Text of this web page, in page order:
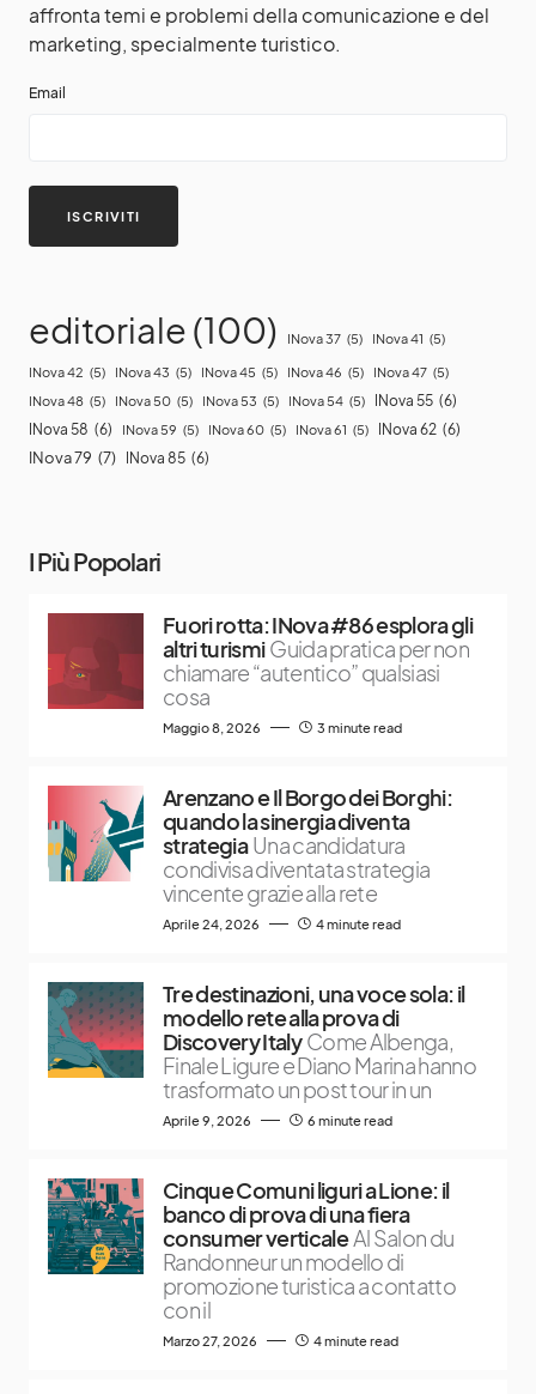
affronta temi e problemi della comunicazione e del
marketing, specialmente turistico.
Email
editoriale(100) INova 37 (5) INova 41 (5)
INova 42 (5) INova 43 (5) INova 45 (5) INova 46 (5) INova 47 (5)
INova 48 (5) INova 50 (5) INova 53 (5) INova 54 (5) INova 55 (6)
INova 58 (6) INova 59 (5) INova 60 (5) INova 61 (5) INova 62 (6)
INova 79 (7) INova 85 (6)
I Più Popolari
Fuori rotta: INova #86 esplora gli
altri turismi Guida pratica per non
chiamare “autentico” qualsiasi
cosa
Maggio 8, 2026 3 minute read
Arenzano e Il Borgo dei Borghi:
quando la sinergia diventa
strategia Una candidatura
condivisa diventata strategia
vincente grazie alla rete
Aprile 24, 2026 4 minute read
Tre destinazioni, una voce sola: il
modello rete alla prova di
Discovery Italy Come Albenga,
Finale Ligure e Diano Marina hanno
trasformato un post tour in un
Aprile 9, 2026 6 minute read
Cinque Comuni liguri a Lione: il
banco di prova di una fiera
consumer verticale Al Salon du
Randonneur un modello di
promozione turistica a contatto
con il
Marzo 27, 2026 4 minute read